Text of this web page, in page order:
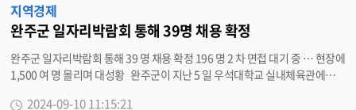
지역경제
완주군 일자리박람회 통해 39명 채용 확정
완주군 일자리박람회 통해 39 명 채용 확정 196 명 2 차 면접 대기 중 … 현장에
1,500 여 명 몰리며 대성황 완주군이 지난 5 일 우석대학교 실내체육관에서
2024-09-10 11:15:21